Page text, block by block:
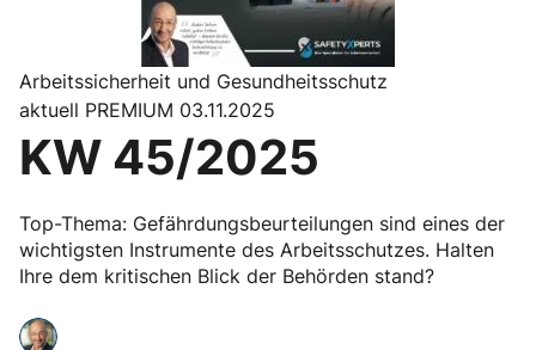
Arbeitssicherheit und Gesundheitsschutz
aktuell PREMIUM 03.11.2025
KW 45/2025
Top-Thema: Gefährdungsbeurteilungen sind eines der
wichtigsten Instrumente des Arbeitsschutzes. Halten
Ihre dem kritischen Blick der Behörden stand?